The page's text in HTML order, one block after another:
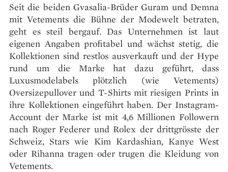
Seit die beiden Gvasalia-Brüder Guram und Demna
mit Vetements die Bühne der Modewelt betraten,
geht es steil bergauf. Das Unternehmen ist laut
eigenen Angaben profitabel und wächst stetig, die
Kollektionen sind restlos ausverkauft und der Hype
rund um die Marke hat dazu geführt, dass
Luxusmodelabels plötzlich (wie Vetements)
Oversizepullover und T-Shirts mit riesigen Prints in
ihre Kollektionen eingeführt haben. Der Instagram-
Account der Marke ist mit 4,6 Millionen Followern
nach Roger Federer und Rolex der drittgrösste der
Schweiz, Stars wie Kim Kardashian, Kanye West
oder Rihanna tragen oder trugen die Kleidung von
Vetements.